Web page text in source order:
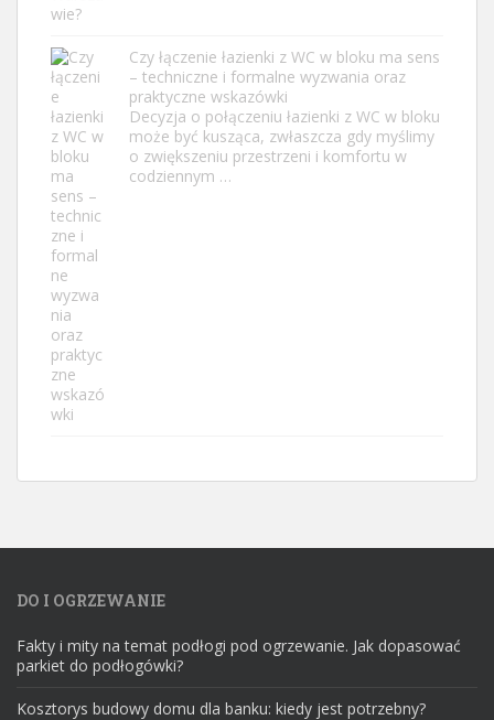
Czy łączenie łazienki z WC w bloku ma sens
– techniczne i formalne wyzwania oraz
praktyczne wskazówki
Decyzja o połączeniu łazienki z WC w bloku
może być kusząca, zwłaszcza gdy myślimy
o zwiększeniu przestrzeni i komfortu w
codziennym …
DO I OGRZEWANIE
Fakty i mity na temat podłogi pod ogrzewanie. Jak dopasować
parkiet do podłogówki?
Kosztorys budowy domu dla banku: kiedy jest potrzebny?